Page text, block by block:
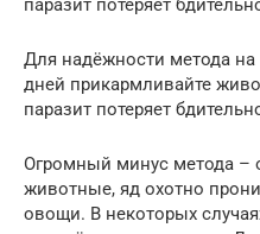
паразит потеряет
Для надёжности метода
дней прикармливайте
паразит потеряет
Огромный минус метода –
животные, яд охотно
овощи. В некоторых